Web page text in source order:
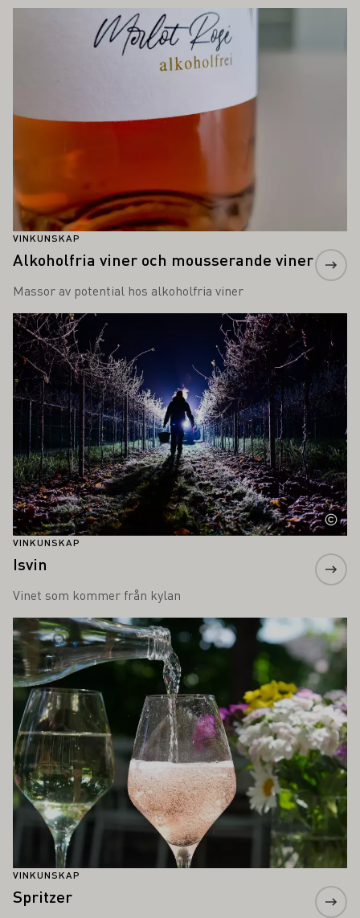
INTRESSERA DIG
VINKUNSKAP
Alkoholfria viner och mousserande viner
Massor av potential hos alkoholfria viner
Läs mer om detta
VINKUNSKAP
Isvin
Vinet som kommer från kylan
Läs mer om detta
VINKUNSKAP
Spritzer
Läs mer om detta